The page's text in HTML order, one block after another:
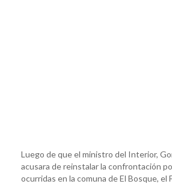
Luego de que el ministro del Interior,
acusara de reinstalar la confrontación
ocurridas en la comuna de El Bosque, el